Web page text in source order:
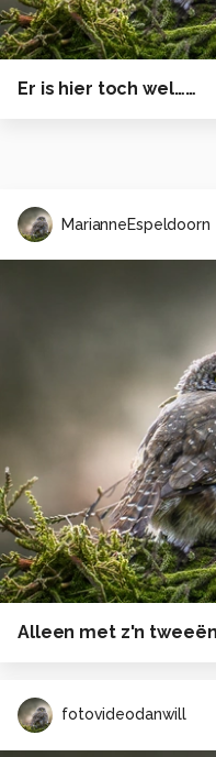
Er is hier toch wel……
MarianneEspeldoorn
Alleen met z'n tweeën
fotovideodanwill